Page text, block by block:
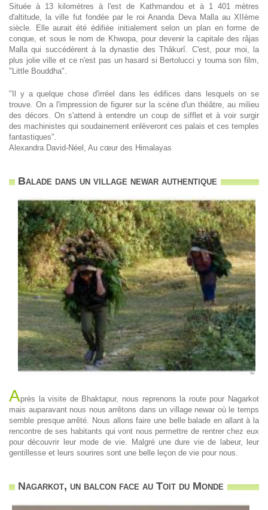
Située à 13 kilomètres à l'est de Kathmandou et à 1 401 mètres
d'altitude, la ville fut fondée par le roi Ananda Deva Malla au XIIème
siècle. Elle aurait été édifiée initialement selon un plan en forme de
conque, et sous le nom de Khwopa, pour devenir la capitale des râjas
Malla qui succédèrent à la dynastie des Thâkurî. C'est, pour moi, la
plus jolie ville et ce n'est pas un hasard si Bertolucci y tourna son film,
"Little Bouddha".
"Il y a quelque chose d'irréel dans les édifices dans lesquels on se
trouve. On a l'impression de figurer sur la scène d'un théâtre, au milieu
des décors. On s'attend à entendre un coup de sifflet et à voir surgir
des machinistes qui soudainement enlèveront ces palais et ces temples
fantastiques".
Alexandra David-Néel, Au cœur des Himalayas
Balade dans un village newar authentique
Après la visite de Bhaktapur, nous reprenons la route pour Nagarkot
mais auparavant nous nous arrêtons dans un village newar où le temps
semble presque arrêté. Nous allons faire une belle balade en allant à la
rencontre de ses habitants qui vont nous permettre de rentrer chez eux
pour découvrir leur mode de vie. Malgré une dure vie de labeur, leur
gentillesse et leurs sourires sont une belle leçon de vie pour nous.
Nagarkot, un balcon face au Toit du Monde